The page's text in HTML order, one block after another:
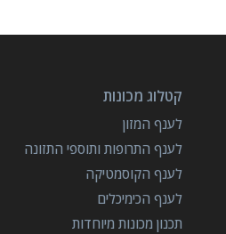
קטלוג מכונות
לענף המזון
לענף התרופות ותוספי התזונה
לענף הקוסמטיקה
לענף הכימיכלים
תכנון מכונות מיוחדות